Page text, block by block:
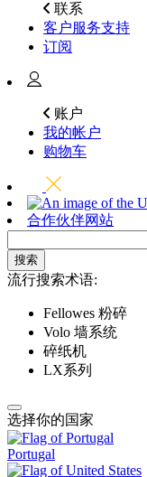
联系
客户服务支持
订阅
账户
我的帐户
购物车
合作伙伴网站
搜索
流行搜索术语:
Fellowes 粉碎
Volo 墙系统
碎纸机
LX系列
选择你的国家
Portugal